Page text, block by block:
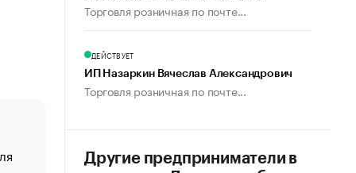
«От спорта тело стареет иначе». Как живет глава
Торговля розничная по почте...
ДЕЙСТВУЕТ
ИП Назаркин Вячеслав Александрович
Торговля розничная по почте...
Другие предприниматели в